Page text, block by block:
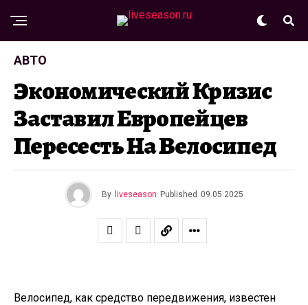
АВТО
Экономический Кризис
Заставил Европейцев
Пересесть На Велосипед
By liveseason Published 09.05.2025
Велосипед, как средство передвижения, известен